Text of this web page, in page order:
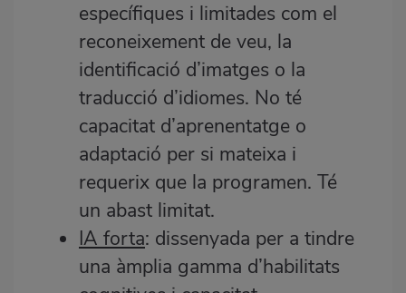
específiques i limitades com el
reconeixement de veu, la
identificació d’imatges o la
traducció d’idiomes. No té
capacitat d’aprenentatge o
adaptació per si mateixa i
requerix que la programen. Té
un abast limitat.
IA forta: dissenyada per a tindre
una àmplia gamma d’habilitats